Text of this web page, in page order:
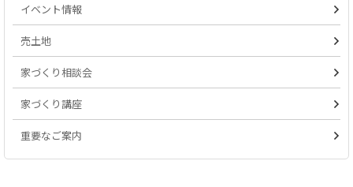
イベント情報
売土地
家づくり相談会
家づくり講座
重要なご案内